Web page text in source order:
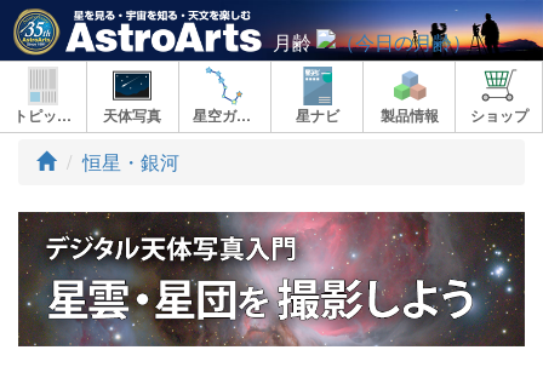
月齢
トピックス 天体写真 星空ガイド 星ナビ 製品情報 ショップ
ト
プ
恒星・銀河